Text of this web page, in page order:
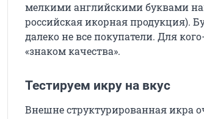
мелкими английскими буквами
российская икорная продукция).
далеко не все покупатели. Для
«знаком качества».
Тестируем икру на вкус
Внешне структурированная икра